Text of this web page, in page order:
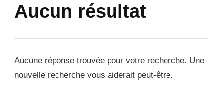
Aucun résultat
Aucune réponse trouvée pour votre recherche. Une
nouvelle recherche vous aiderait peut-être.